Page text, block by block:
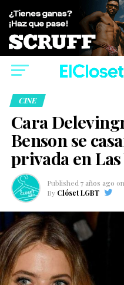
CINE
Cara
Benson se
privada en Las
Published 7 años ago on
By Clóset LGBT